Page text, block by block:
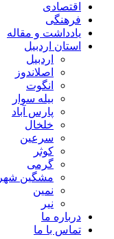
اقتصادی
فرهنگی
یادداشت و مقاله
استان اردبیل
اردبیل
اصلاندوز
انگوت
بیله سوار
پارس آباد
خلخال
سرعین
کوثر
گرمی
مشگین شهر
نمین
نیر
درباره ما
تماس با ما